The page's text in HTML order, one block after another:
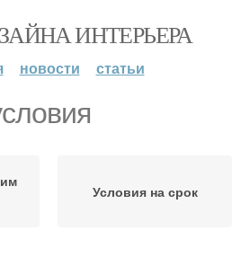
ИНТЕРЬЕРА
новости статьи
Условия на срок